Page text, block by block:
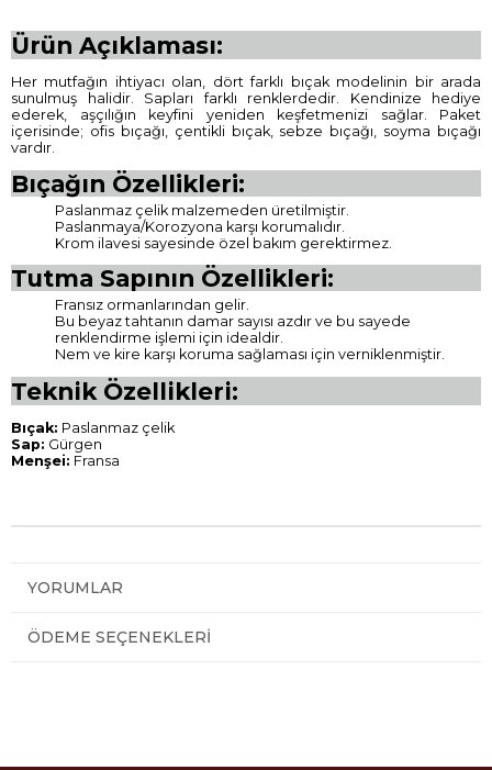
Ürün Açıklaması:
Her mutfağın ihtiyacı olan, dört farklı bıçak modelinin bir arada
sunulmuş halidir. Sapları farklı renklerdedir. Kendinize hediye
ederek, aşçılığın keyfini yeniden keşfetmenizi sağlar. Paket
içerisinde; ofis bıçağı, çentikli bıçak, sebze bıçağı, soyma bıçağı
vardır.
Bıçağın Özellikleri:
Paslanmaz çelik malzemeden üretilmiştir.
Paslanmaya/Korozyona karşı korumalıdır.
Krom ilavesi sayesinde özel bakım gerektirmez.
Tutma Sapının Özellikleri:
Fransız ormanlarından gelir.
Bu beyaz tahtanın damar sayısı azdır ve bu sayede
renklendirme işlemi için idealdir.
Nem ve kire karşı koruma sağlaması için verniklenmiştir.
Teknik Özellikleri:
Bıçak: Paslanmaz çelik
Sap: Gürgen
Menşei: Fransa
YORUMLAR
ÖDEME SEÇENEKLERI